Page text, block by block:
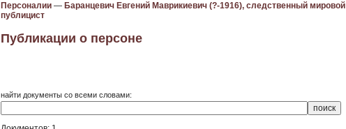
Персоналии — Баранцевич Евгений Маврикиевич (?-1916), следственный
публицист
Публикации о персоне
найти документы со всеми словами: